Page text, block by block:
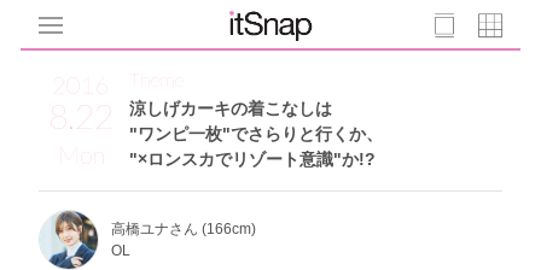
2016
8.22
Mon
涼しげカーキの着こなしは
"ワンピ一枚"でさらりと行くか、
"×ロンスカでリゾート意識"か!?
Theme
高橋ユナさん (166cm)
OL